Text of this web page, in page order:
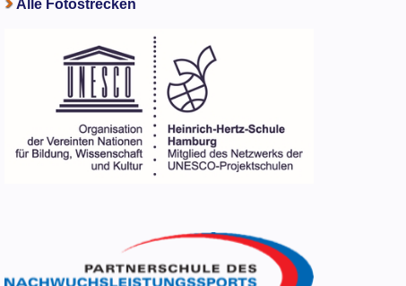
Alle Fotostrecken